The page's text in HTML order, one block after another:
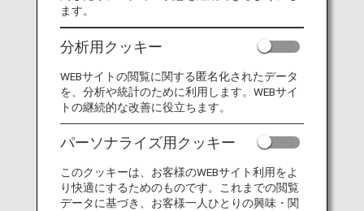
飛行機
ます。
分析用クッキー
WEBサイトの閲覧に関する匿名化されたデータ
を、分析や統計のために利用します。WEBサイ
トの継続的な改善に役立ちます。
パーソナライズ用クッキー
このクッキーは、お客様のWEBサイト利用をよ
り快適にするためのものです。これまでの閲覧
データに基づき、お客様一人ひとりの興味・関